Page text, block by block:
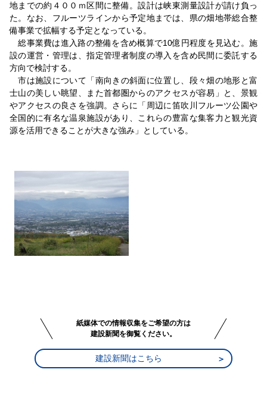
地までの約４００ｍ区間に整備。設計は峡東測量設計が請け負っ
た。なお、フルーツラインから予定地までは、県の畑地帯総合整
備事業で拡幅する予定となっている。
総事業費は進入路の整備を含め概算で10億円程度を見込む。施
設の運営・管理は、指定管理者制度の導入を含め民間に委託する
方向で検討する。
市は施設について「南向きの斜面に位置し、段々畑の地形と富
士山の美しい眺望、また首都圏からのアクセスが容易」と、景観
やアクセスの良さを強調。さらに「周辺に笛吹川フルーツ公園や
全国的に有名な温泉施設があり、これらの豊富な集客力と観光資
源を活用できることが大きな強み」としている。
紙媒体での情報収集をご希望の方は
建設新聞を御覧ください。
建設新聞はこちら